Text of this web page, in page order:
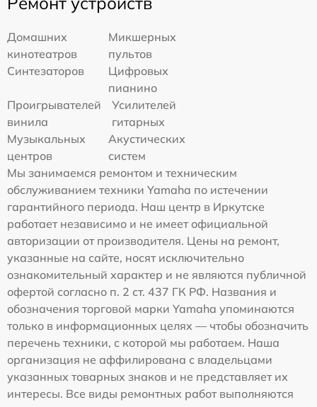
Домашних
кинотеатров
Микшерных
пультов
Синтезаторов
Цифровых
пианино
Проигрывателей
винила
Усилителей
гитарных
Музыкальных
центров
Акустических
систем
Мы занимаемся ремонтом и техническим
обслуживанием техники Yamaha по истечении
гарантийного периода. Наш центр в Иркутске
работает независимо и не имеет официальной
авторизации от производителя. Цены на ремонт,
указанные на сайте, носят исключительно
ознакомительный характер и не являются публичной
офертой согласно п. 2 ст. 437 ГК РФ. Названия и
обозначения торговой марки Yamaha упоминаются
только в информационных целях — чтобы обозначить
перечень техники, с которой мы работаем. Наша
организация не аффилирована с владельцами
указанных товарных знаков и не представляет их
интересы. Все виды ремонтных работ выполняются